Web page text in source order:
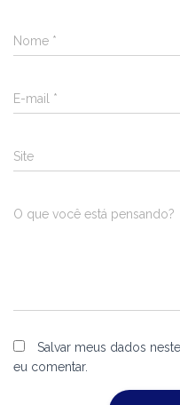
Nome *
E-mail *
Site
O que você está pensando?
Salvar meus dados
eu comentar.